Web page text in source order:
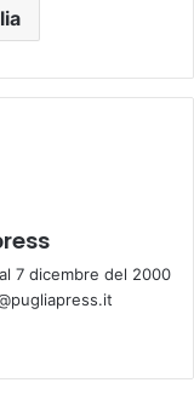
7 dicembre del 2000